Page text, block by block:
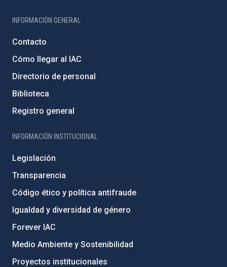
INFORMACIÓN GENERAL
Contacto
Cómo llegar al IAC
Directorio de personal
Biblioteca
Registro general
INFORMACIÓN INSTITUCIONAL
Legislación
Transparencia
Código ético y política antifraude
Igualdad y diversidad de género
Forever IAC
Medio Ambiente y Sostenibilidad
Proyectos institucionales